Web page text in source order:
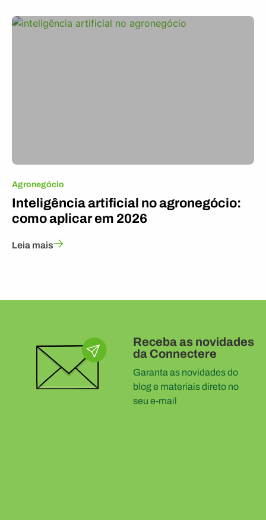
Agronegócio
Inteligência artificial no agronegócio:
como aplicar em 2026
Leia mais
Receba as novidades
da Connectere
Garanta as novidades do
blog e materiais direto no
seu e-mail